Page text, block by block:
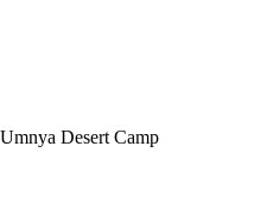
Umnya Desert Camp